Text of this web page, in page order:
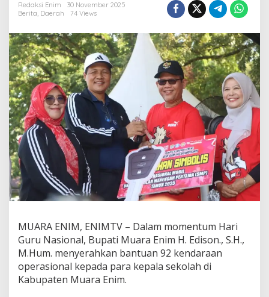
i
s
o
h
k
n
9
2
K
e
r
a
a
Redaksi Enim
30 November 2025
Berita, Daerah 74 Views
MUARA ENIM, ENIMTV – Dalam momentum Hari
Guru Nasional, Bupati Muara Enim H. Edison., S.H.,
M.Hum. menyerahkan bantuan 92 kendaraan
operasional kepada para kepala sekolah di
Kabupaten Muara Enim.